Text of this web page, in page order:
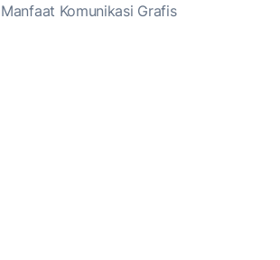
Manfaat Komunikasi Grafis